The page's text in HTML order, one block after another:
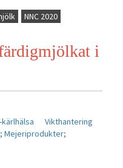
NNC
in
and
diet
NNC 2020
i
Vikthantering
Mejeriprodukter;